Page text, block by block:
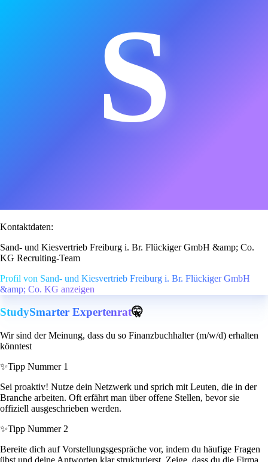
S
Kontaktdaten:
Sand- und Kiesvertrieb Freiburg i. Br. Flückiger GmbH &amp; Co.
KG Recruiting-Team
Profil von Sand- und Kiesvertrieb Freiburg i. Br. Flückiger GmbH
&amp; Co. KG anzeigen
StudySmarter Expertenrat🤫
Wir sind der Meinung, dass du so Finanzbuchhalter (m/w/d) erhalten
könntest
✨Tipp Nummer 1
Sei proaktiv! Nutze dein Netzwerk und sprich mit Leuten, die in der
Branche arbeiten. Oft erfährt man über offene Stellen, bevor sie
offiziell ausgeschrieben werden.
✨Tipp Nummer 2
Bereite dich auf Vorstellungsgespräche vor, indem du häufige Fragen